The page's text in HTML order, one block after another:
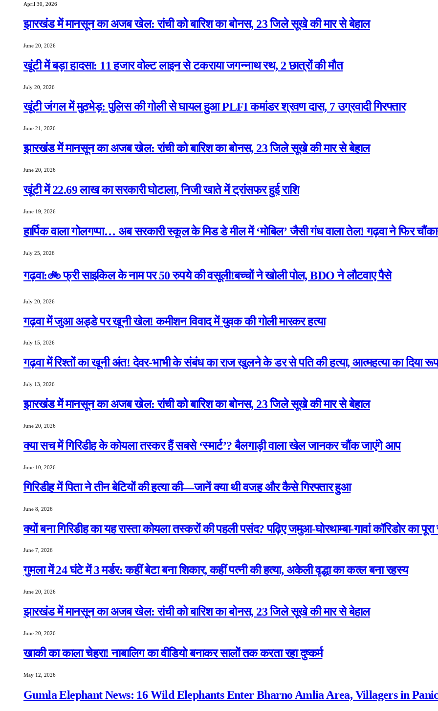
April 30, 2026
झारखंड में मानसून का अजब खेल: रांची को बारिश का बोनस, 23 जिले सूखे की मार से बेहाल
June 20, 2026
खूंटी में बड़ा हादसा: 11 हजार वोल्ट लाइन से टकराया जगन्नाथ रथ, 2 छात्रों की मौत
July 20, 2026
खूंटी जंगल में मुठभेड़: पुलिस की गोली से घायल हुआ PLFI कमांडर श्रवण दास, 7 उग्रवादी गिरफ्तार
June 21, 2026
झारखंड में मानसून का अजब खेल: रांची को बारिश का बोनस, 23 जिले सूखे की मार से बेहाल
June 20, 2026
खूंटी में 22.69 लाख का सरकारी घोटाला, निजी खाते में ट्रांसफर हुई राशि
June 19, 2026
हार्पिक वाला गोलगप्पा… अब सरकारी स्कूल के मिड डे मील में ‘मोबिल’ जैसी गंध वाला तेल! गढ़वा ने फिर
July 25, 2026
गढ़वा:🚲 फ्री साइकिल के नाम पर 50 रुपये की वसूली!बच्चों ने खोली पोल, BDO ने लौटवाए पैसे
July 20, 2026
गढ़वा में जुआ अड्डे पर खूनी खेल! कमीशन विवाद में युवक की गोली मारकर हत्या
July 15, 2026
गढ़वा में रिश्तों का खूनी अंत! देवर-भाभी के संबंध का राज खुलने के डर से पति की हत्या, आत्महत्या का दिया
July 13, 2026
झारखंड में मानसून का अजब खेल: रांची को बारिश का बोनस, 23 जिले सूखे की मार से बेहाल
June 20, 2026
क्या सच में गिरिडीह के कोयला तस्कर हैं सबसे ‘स्मार्ट’? बैलगाड़ी वाला खेल जानकर चौंक जाएंगे आप
June 10, 2026
गिरिडीह में पिता ने तीन बेटियों की हत्या की—जानें क्या थी वजह और कैसे गिरफ्तार हुआ
June 8, 2026
क्यों बना गिरिडीह का यह रास्ता कोयला तस्करों की पहली पसंद? पढ़िए जमुआ-घोरथाम्बा-गावां कॉरिडोर का
June 7, 2026
गुमला में 24 घंटे में 3 मर्डर: कहीं बेटा बना शिकार, कहीं पत्नी की हत्या, अकेली वृद्धा का कत्ल बना रहस्य
June 20, 2026
झारखंड में मानसून का अजब खेल: रांची को बारिश का बोनस, 23 जिले सूखे की मार से बेहाल
June 20, 2026
खाकी का काला चेहरा! नाबालिग का वीडियो बनाकर सालों तक करता रहा दुष्कर्म
May 12, 2026
Gumla Elephant News: 16 Wild Elephants Enter Bharno Amlia Area, Villagers in